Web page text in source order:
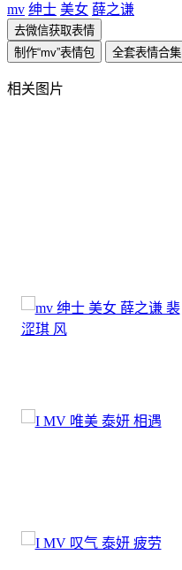
mv 绅士 美女 薛之谦
去微信获取表情
制作“mv”表情包
全套表情合集
相关图片